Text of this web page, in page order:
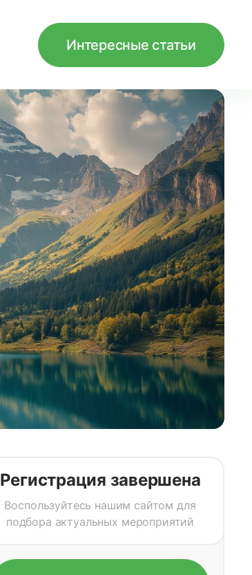
Интересные статьи
Регистрация завершена
Воспользуйтесь нашим сайтом для
подбора актуальных мероприятий